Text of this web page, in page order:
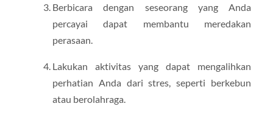
Berbicara dengan seseorang yang Anda
percayai dapat membantu meredakan
perasaan.
Lakukan aktivitas yang dapat mengalihkan
perhatian Anda dari stres, seperti berkebun
atau berolahraga.